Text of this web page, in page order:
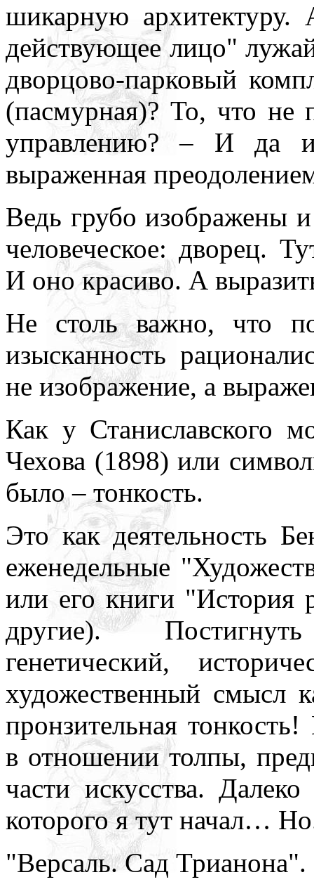
шикарную
действующее лицо"
дворцово-парковый
(пасмурная)? То, что не
управлению? – И да и
выраженная
Ведь грубо изображены
человеческое: дворец.
И оно красиво. А
Не столь важно, что
изысканность
не изображение, а
Как у Станиславского
Чехова (1898) или
было – тонкость.
Это как деятельность
еженедельные
или его книги "История
другие).
генетический,
художественный смысл
пронзительная
в отношении толпы,
части искусства.
которого я тут начал…
"Версаль. Сад